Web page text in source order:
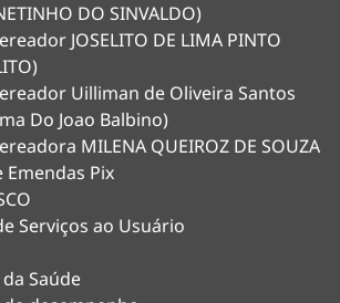
DO SINVALDO)
JOSELITO DE LIMA PINTO
Uilliman de Oliveira Santos
Do Joao Balbino)
MILENA QUEIROZ DE SOUZA
Emendas Pix
Serviços ao Usuário
Saúde